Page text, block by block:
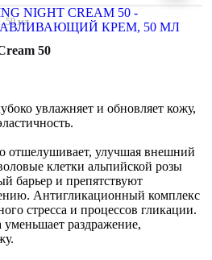
50 мл
50
увлажняет и обновляет кожу,
отшелушивает, улучшая внешний
клетки альпийской розы
барьер и препятствуют
Антигликационный комплекс
стресса и процессов гликации.
уменьшает раздражение,